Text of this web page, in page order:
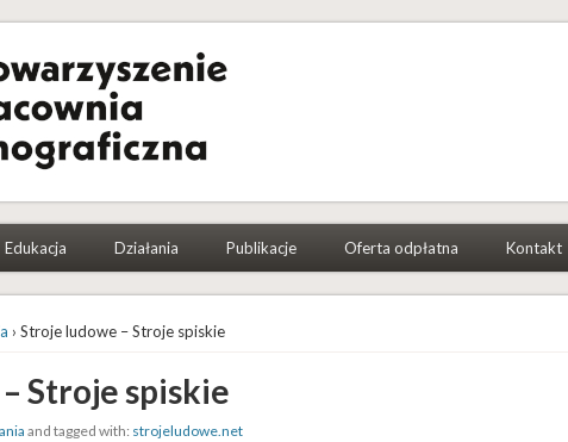
Etnograficzna
się chce
Edukacja Działania Publikacje Oferta odpłatna Kontakt
› Stroje ludowe – Stroje spiskie
Stroje spiskie
and tagged with: strojeludowe.net